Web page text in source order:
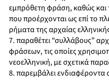
εμπρόθετη φράση, καθώς και
που προέρχονται ως επί το
ρήματα της αρχαίας
7. παραθέτει “συλλάβους”
φράσεων, τις οποίες
νεοελληνική, με σχετικά
8. παρεμβάλει